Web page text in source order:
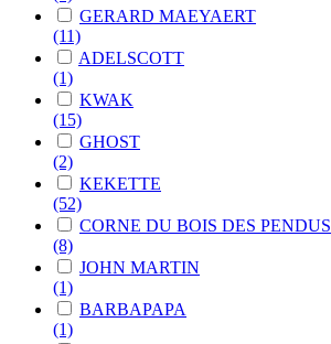
GERARD MAEYAERT
(11)
ADELSCOTT
(1)
KWAK
(15)
GHOST
(2)
KEKETTE
(52)
CORNE DU BOIS DES PENDUS
(8)
JOHN MARTIN
(1)
BARBAPAPA
(1)